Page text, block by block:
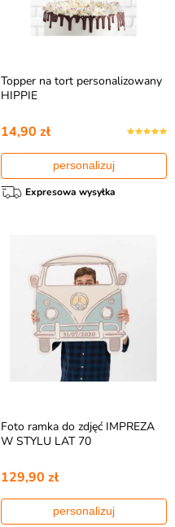
Topper na tort personalizowany
HIPPIE
14,90 zł
personalizuj
Expresowa wysyłka
Foto ramka do zdjęć IMPREZA
W STYLU LAT 70
129,90 zł
personalizuj